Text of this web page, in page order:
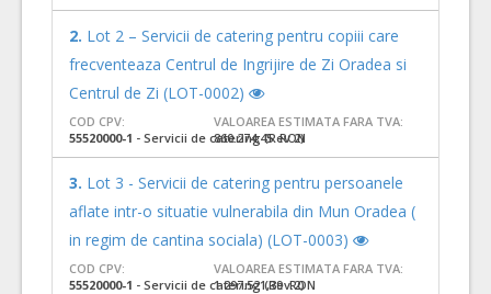
2. Lot 2 – Servicii de catering pentru copiii care
frecventeaza Centrul de Ingrijire de Zi Oradea si
Centrul de Zi (LOT-0002)
COD CPV:
55520000-1 - Servicii de catering (Rev.2)
VALOAREA ESTIMATA FARA TVA:
860.274,45 RON
3. Lot 3 - Servicii de catering pentru persoanele
aflate intr-o situatie vulnerabila din Mun Oradea (
in regim de cantina sociala) (LOT-0003)
COD CPV:
55520000-1 - Servicii de catering (Rev.2)
VALOAREA ESTIMATA FARA TVA:
1.297.521,39 RON